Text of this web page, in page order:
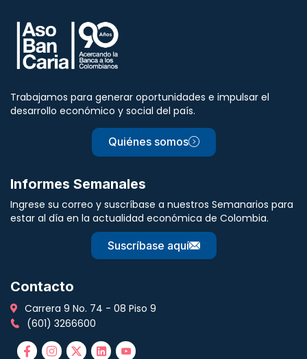
Trabajamos para generar oportunidades e impulsar el
desarrollo económico y social del país.
Quiénes somos
Informes Semanales
Ingrese su correo y suscríbase a nuestros Semanarios para
estar al día en la actualidad económica de Colombia.
Suscríbase aquí
Contacto
Carrera 9 No. 74 - 08 Piso 9
(601) 3266600